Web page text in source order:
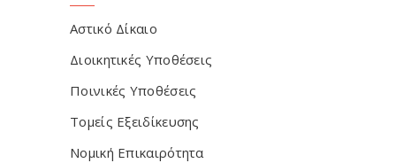
Αστικό Δίκαιο
Διοικητικές Υποθέσεις
Ποινικές Υποθέσεις
Τομείς Εξειδίκευσης
Νομική Επικαιρότητα